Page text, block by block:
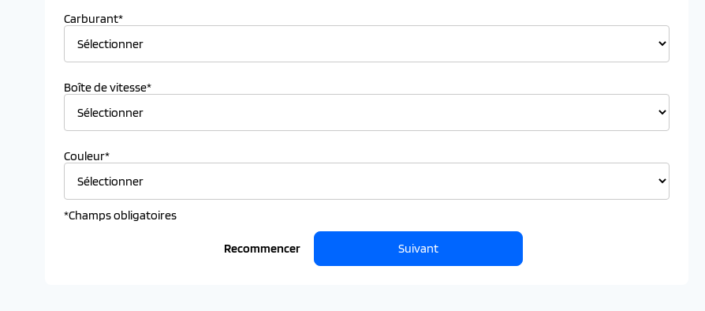
Carburant*
Boîte de vitesse*
Couleur*
*Champs obligatoires
Recommencer Suivant